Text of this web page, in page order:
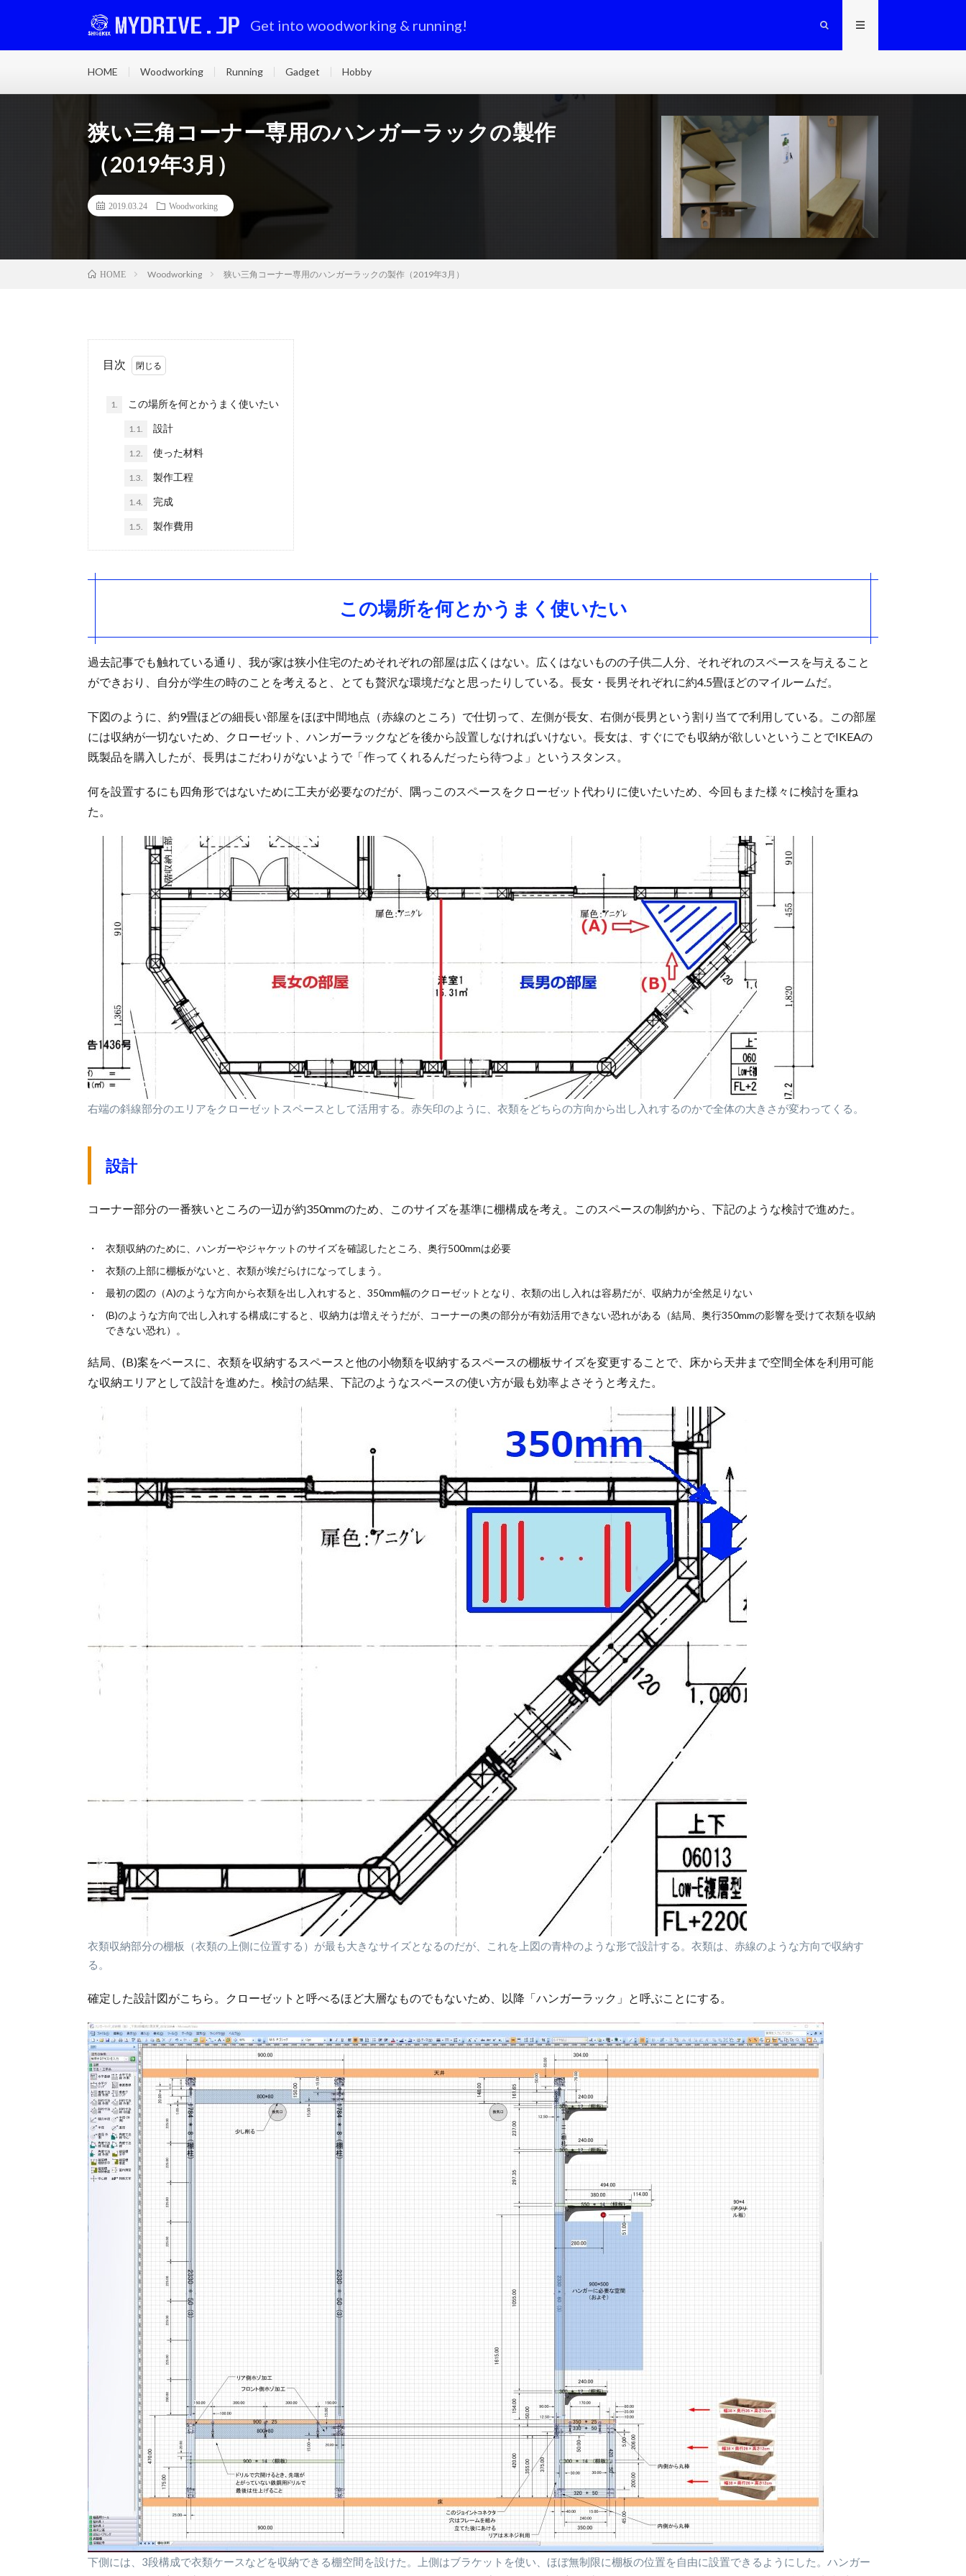
Get into woodworking & running!
HOME Woodworking Running Gadget Hobby
狭い三角コーナー専用のハンガーラックの製作
（2019年3月）
2019.03.24 Woodworking
HOME Woodworking 狭い三角コーナー専用のハンガーラックの製作（2019年3月）
目次
1. この場所を何とかうまく使いたい
1.1. 設計
1.2. 使った材料
1.3. 製作工程
1.4. 完成
1.5. 製作費用
この場所を何とかうまく使いたい
過去記事でも触れている通り、我が家は狭小住宅のためそれぞれの部屋は広くはない。広くはないものの子供二人分、それぞれのスペースを与えること
ができおり、自分が学生の時のことを考えると、とても贅沢な環境だなと思ったりしている。長女・長男それぞれに約4.5畳ほどのマイルームだ。
下図のように、約9畳ほどの細長い部屋をほぼ中間地点（赤線のところ）で仕切って、左側が長女、右側が長男という割り当てで利用している。この部屋
には収納が一切ないため、クローゼット、ハンガーラックなどを後から設置しなければいけない。長女は、すぐにでも収納が欲しいということでIKEAの
既製品を購入したが、長男はこだわりがないようで「作ってくれるんだったら待つよ」というスタンス。
何を設置するにも四角形ではないために工夫が必要なのだが、隅っこのスペースをクローゼット代わりに使いたいため、今回もまた様々に検討を重ね
た。
右端の斜線部分のエリアをクローゼットスペースとして活用する。赤矢印のように、衣類をどちらの方向から出し入れするのかで全体の大きさが変わってくる。
設計
コーナー部分の一番狭いところの一辺が約350mmのため、このサイズを基準に棚構成を考え。このスペースの制約から、下記のような検討で進めた。
衣類収納のために、ハンガーやジャケットのサイズを確認したところ、奥行500mmは必要
衣類の上部に棚板がないと、衣類が埃だらけになってしまう。
最初の図の（A)のような方向から衣類を出し入れすると、350mm幅のクローゼットとなり、衣類の出し入れは容易だが、収納力が全然足りない
(B)のような方向で出し入れする構成にすると、収納力は増えそうだが、コーナーの奥の部分が有効活用できない恐れがある（結局、奥行350mmの影響を受けて衣類を収納
できない恐れ）。
結局、(B)案をベースに、衣類を収納するスペースと他の小物類を収納するスペースの棚板サイズを変更することで、床から天井まで空間全体を利用可能
な収納エリアとして設計を進めた。検討の結果、下記のようなスペースの使い方が最も効率よさそうと考えた。
衣類収納部分の棚板（衣類の上側に位置する）が最も大きなサイズとなるのだが、これを上図の青枠のような形で設計する。衣類は、赤線のような方向で収納す
る。
確定した設計図がこちら。クローゼットと呼べるほど大層なものでもないため、以降「ハンガーラック」と呼ぶことにする。
下側には、3段構成で衣類ケースなどを収納できる棚空間を設けた。上側はブラケットを使い、ほぼ無制限に棚板の位置を自由に設置できるようにした。ハンガー